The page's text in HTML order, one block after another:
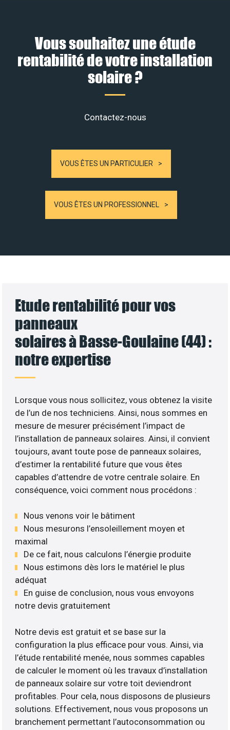
Vous souhaitez une étude
rentabilité de votre installation
solaire ?
Contactez-nous
VOUS ÊTES UN PARTICULIER
VOUS ÊTES UN PROFESSIONNEL
Etude rentabilité pour vos
panneaux
solaires à Basse-Goulaine (44) :
notre expertise
Lorsque vous nous sollicitez, vous obtenez la visite
de l’un de nos techniciens. Ainsi, nous sommes en
mesure de mesurer précisément l’impact de
l’installation de panneaux solaires. Ainsi, il convient
toujours, avant toute pose de panneaux solaires,
d’estimer la rentabilité future que vous êtes
capables d’attendre de votre centrale solaire. En
conséquence, voici comment nous procédons :
Nous venons voir le bâtiment
Nous mesurons l’ensoleillement moyen et
maximal
De ce fait, nous calculons l’énergie produite
Nous estimons dès lors le matériel le plus
adéquat
En guise de conclusion, nous vous envoyons
notre devis gratuitement
Notre devis est gratuit et se base sur la
configuration la plus efficace pour vous. Ainsi, via
l’étude rentabilité menée, nous sommes capables
de calculer le moment où les travaux d’installation
de panneaux solaire sur votre toit deviendront
profitables. Pour cela, nous disposons de plusieurs
solutions. Effectivement, nous vous proposons un
branchement permettant l’autoconsommation ou